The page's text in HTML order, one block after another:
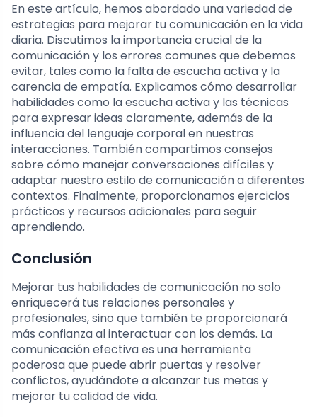
En este artículo, hemos abordado una variedad de
estrategias para mejorar tu comunicación en la vida
diaria. Discutimos la importancia crucial de la
comunicación y los errores comunes que debemos
evitar, tales como la falta de escucha activa y la
carencia de empatía. Explicamos cómo desarrollar
habilidades como la escucha activa y las técnicas
para expresar ideas claramente, además de la
influencia del lenguaje corporal en nuestras
interacciones. También compartimos consejos
sobre cómo manejar conversaciones difíciles y
adaptar nuestro estilo de comunicación a diferentes
contextos. Finalmente, proporcionamos ejercicios
prácticos y recursos adicionales para seguir
aprendiendo.
Conclusión
Mejorar tus habilidades de comunicación no solo
enriquecerá tus relaciones personales y
profesionales, sino que también te proporcionará
más confianza al interactuar con los demás. La
comunicación efectiva es una herramienta
poderosa que puede abrir puertas y resolver
conflictos, ayudándote a alcanzar tus metas y
mejorar tu calidad de vida.